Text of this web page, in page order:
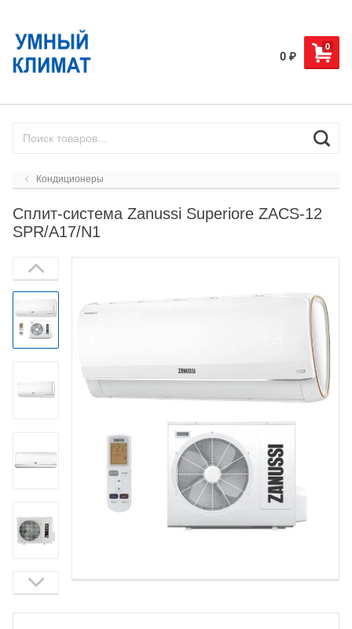
0
0 ₽
Кондиционеры
Сплит-система Zanussi Superiore ZACS-12
SPR/A17/N1